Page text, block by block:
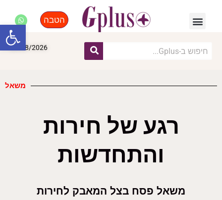
הטבה
08/08/2026
משאל
רגע של חירות
והתחדשות
משאל פסח בצל המאבק לחירות
פתח